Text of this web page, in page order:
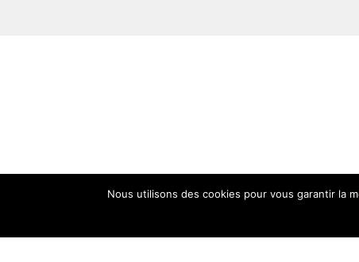
Nous utilisons des cookies pour vous garantir la